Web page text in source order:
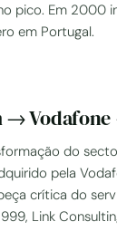
pico. Em 2000
em Portugal.
→ Vodafone
do
pela
crítica do
Link